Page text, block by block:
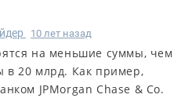
10 лет назад
на меньшие суммы, чем
в 20 млрд. Как пример,
JPMorgan Chase & Co.